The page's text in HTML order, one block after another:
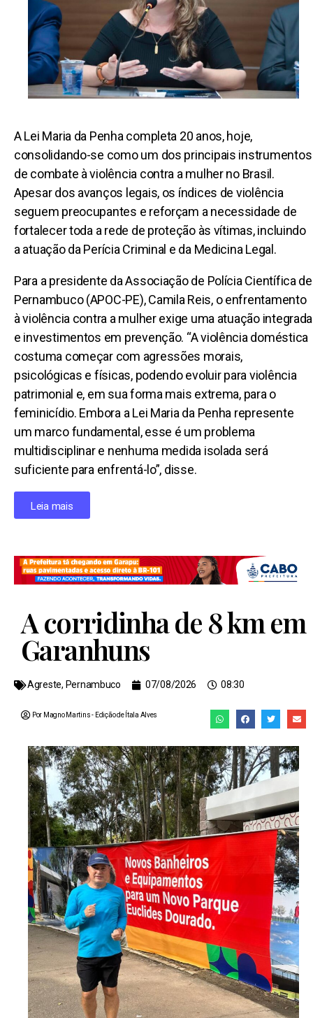
A Lei Maria da Penha completa 20 anos, hoje,
consolidando-se como um dos principais instrumentos
de combate à violência contra a mulher no Brasil.
Apesar dos avanços legais, os índices de violência
seguem preocupantes e reforçam a necessidade de
fortalecer toda a rede de proteção às vítimas, incluindo
a atuação da Perícia Criminal e da Medicina Legal.
Para a presidente da Associação de Polícia Científica de
Pernambuco (APOC-PE), Camila Reis, o enfrentamento
à violência contra a mulher exige uma atuação integrada
e investimentos em prevenção. “A violência doméstica
costuma começar com agressões morais,
psicológicas e físicas, podendo evoluir para violência
patrimonial e, em sua forma mais extrema, para o
feminicídio. Embora a Lei Maria da Penha represente
um marco fundamental, esse é um problema
multidisciplinar e nenhuma medida isolada será
suficiente para enfrentá-lo”, disse.
Leia mais
A corridinha de 8 km em
Garanhuns
Agreste, Pernambuco 07/08/2026 08:30
Por Magno Martins - Edição de Ítala Alves